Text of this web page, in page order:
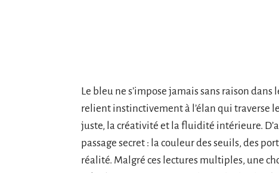
Le bleu ne s’impose jamais sans raison
relient instinctivement à l’élan qui traverse
juste, la créativité et la fluidité intérieure.
passage secret : la couleur des seuils, des
réalité. Malgré ces lectures multiples, une